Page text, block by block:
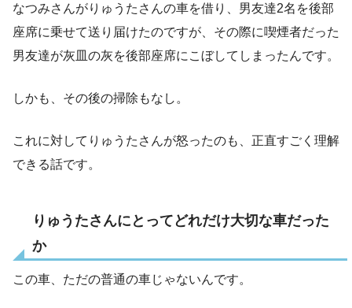
なつみさんがりゅうたさんの車を借り、男友達2名を後部
座席に乗せて送り届けたのですが、その際に喫煙者だった
男友達が灰皿の灰を後部座席にこぼしてしまったんです。
しかも、その後の掃除もなし。
これに対してりゅうたさんが怒ったのも、正直すごく理解
できる話です。
りゅうたさんにとってどれだけ大切な車だった
か
この車、ただの普通の車じゃないんです。